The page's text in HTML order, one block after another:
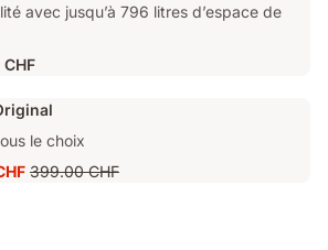
avec jusqu’à 796 litres d’espace de
le choix
Prix
399.00 CHF